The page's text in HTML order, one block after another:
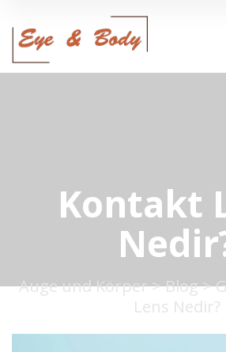
Kontakt
Auge und Körper>Blog>
Lens Nedir?